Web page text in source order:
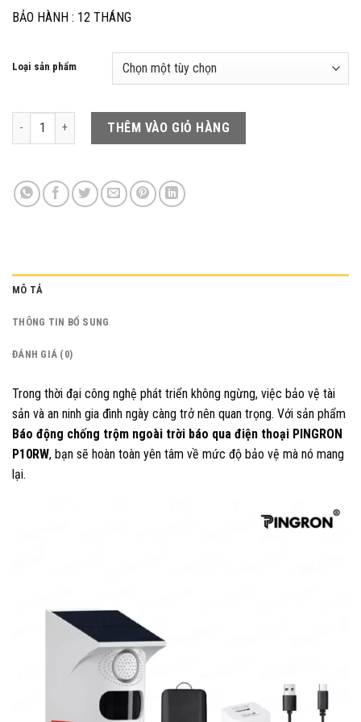
BẢO HÀNH : 12 THÁNG
Loại sản phẩm
Báo Động Chống Trộm Báo Về Điện Thoại PINGRON P10RW số lượng
THÊM VÀO GIỎ HÀNG
MÔ TẢ
THÔNG TIN BỔ SUNG
ĐÁNH GIÁ (0)
Trong thời đại công nghệ phát triển không ngừng, việc bảo vệ tài
sản và an ninh gia đình ngày càng trở nên quan trọng. Với sản phẩm
Báo động chống trộm ngoài trời báo qua điện thoại PINGRON
P10RW, bạn sẽ hoàn toàn yên tâm về mức độ bảo vệ mà nó mang
lại.